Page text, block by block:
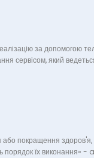
за допомогою
сервісом, який
покращення здоров'я,
порядок їх виконання»